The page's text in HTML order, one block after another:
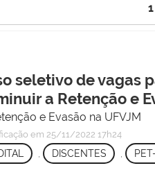
1
seletivo de vagas
a Retenção e
e Evasão na UFVJM
em 25/11/2022 17h24
DISCENTES ,